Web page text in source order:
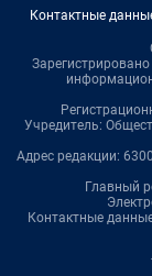
Контактные
Учредитель:
Адрес редакции:
Главный
Контактные